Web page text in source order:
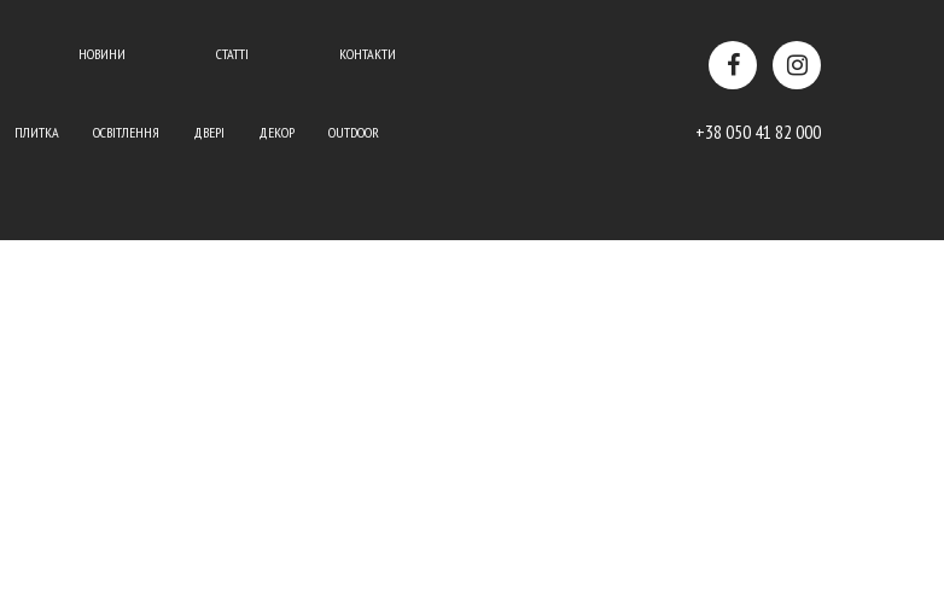
НОВИНИ СТАТТІ КОНТАКТИ
ПЛИТКА ОСВІТЛЕННЯ ДВЕРІ ДЕКОР OUTDOOR +38 050 41 82 000